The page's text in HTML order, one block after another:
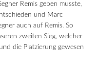
Remis geben musste,
und Marc
auch auf Remis. So
zweiten Sieg, welcher
die Platzierung gewesen